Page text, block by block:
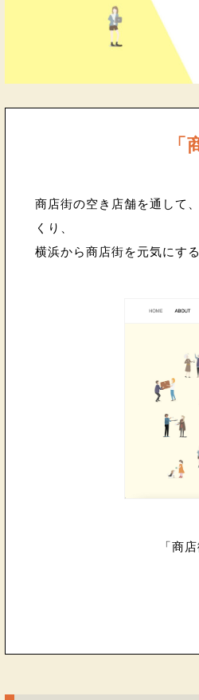
商店街の空き店舗を通して
くり、
横浜から商店街を元気にす
「商